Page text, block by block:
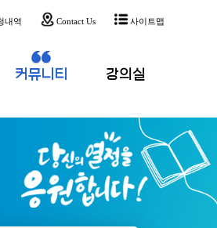
내역 Contact Us 사이트맵
커뮤니티 강의실